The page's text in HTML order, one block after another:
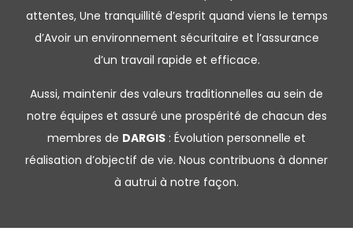
attentes, Une tranquillité d’esprit quand viens le temps
d’Avoir un environnement sécuritaire et l’assurance
d’un travail rapide et efficace.
Aussi, maintenir des valeurs traditionnelles au sein de
notre équipes et assuré une prospérité de chacun des
membres de DARGIS : Évolution personnelle et
réalisation d’objectif de vie. Nous contribuons à donner
à autrui à notre façon.